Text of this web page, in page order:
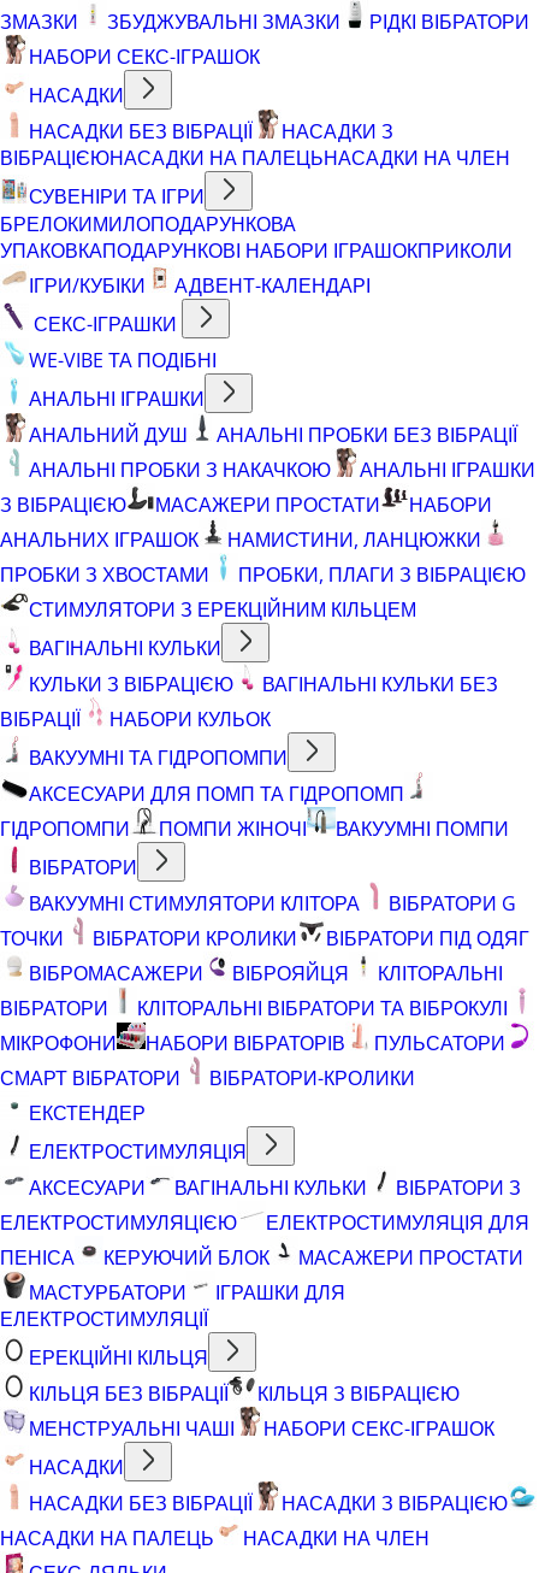
ЗМАЗКИ ЗБУДЖУВАЛЬНІ ЗМАЗКИ
РІДКІ ВІБРАТОРИ
НАБОРИ СЕКС-ІГРАШОК
НАСАДКИ
НАСАДКИ БЕЗ ВІБРАЦІЇ
НАСАДКИ З
ВІБРАЦІЄЮНАСАДКИ НА ПАЛЕЦЬНАСАДКИ НА ЧЛЕН
СУВЕНІРИ ТА ІГРИ
БРЕЛОКИМИЛОПОДАРУНКОВА
УПАКОВКАПОДАРУНКОВІ НАБОРИ ІГРАШОКПРИКОЛИ
ІГРИ/КУБІКИ
АДВЕНТ-КАЛЕНДАРІ
СЕКС-ІГРАШКИ
WE-VIBE ТА ПОДІБНІ
АНАЛЬНІ ІГРАШКИ
АНАЛЬНИЙ ДУШ
АНАЛЬНІ ПРОБКИ БЕЗ ВІБРАЦІЇ
АНАЛЬНІ ПРОБКИ З НАКАЧКОЮ
АНАЛЬНІ ІГРАШКИ
З ВІБРАЦІЄЮ
МАСАЖЕРИ ПРОСТАТИ
НАБОРИ
АНАЛЬНИХ ІГРАШОК
НАМИСТИНИ, ЛАНЦЮЖКИ
ПРОБКИ З ХВОСТАМИ
ПРОБКИ, ПЛАГИ З ВІБРАЦІЄЮ
СТИМУЛЯТОРИ З ЕРЕКЦІЙНИМ КІЛЬЦЕМ
ВАГІНАЛЬНІ КУЛЬКИ
КУЛЬКИ З ВІБРАЦІЄЮ
ВАГІНАЛЬНІ КУЛЬКИ БЕЗ
ВІБРАЦІЇ
НАБОРИ КУЛЬОК
ВАКУУМНІ ТА ГІДРОПОМПИ
АКСЕСУАРИ ДЛЯ ПОМП ТА ГІДРОПОМП
ГІДРОПОМПИ
ПОМПИ ЖІНОЧІ
ВАКУУМНІ ПОМПИ
ВІБРАТОРИ
ВАКУУМНІ СТИМУЛЯТОРИ КЛІТОРА
ВІБРАТОРИ G
ТОЧКИ
ВІБРАТОРИ КРОЛИКИ
ВІБРАТОРИ ПІД ОДЯГ
ВІБРОМАСАЖЕРИ
ВІБРОЯЙЦЯ
КЛІТОРАЛЬНІ
ВІБРАТОРИ
КЛІТОРАЛЬНІ ВІБРАТОРИ ТА ВІБРОКУЛІ
МІКРОФОНИ
НАБОРИ ВІБРАТОРІВ
ПУЛЬСАТОРИ
СМАРТ ВІБРАТОРИ
ВІБРАТОРИ-КРОЛИКИ
ЕКСТЕНДЕР
ЕЛЕКТРОСТИМУЛЯЦІЯ
АКСЕСУАРИ
ВАГІНАЛЬНІ КУЛЬКИ
ВІБРАТОРИ З
ЕЛЕКТРОСТИМУЛЯЦІЄЮ
ЕЛЕКТРОСТИМУЛЯЦІЯ ДЛЯ
ПЕНІСА
КЕРУЮЧИЙ БЛОК
МАСАЖЕРИ ПРОСТАТИ
МАСТУРБАТОРИ
ІГРАШКИ ДЛЯ
ЕЛЕКТРОСТИМУЛЯЦІЇ
ЕРЕКЦІЙНІ КІЛЬЦЯ
КІЛЬЦЯ БЕЗ ВІБРАЦІЇ
КІЛЬЦЯ З ВІБРАЦІЄЮ
МЕНСТРУАЛЬНІ ЧАШІ
НАБОРИ СЕКС-ІГРАШОК
НАСАДКИ
НАСАДКИ БЕЗ ВІБРАЦІЇ
НАСАДКИ З ВІБРАЦІЄЮ
НАСАДКИ НА ПАЛЕЦЬ
НАСАДКИ НА ЧЛЕН